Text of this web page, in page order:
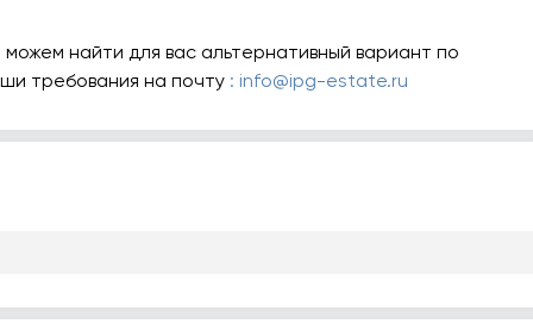
найти для вас альтернативный вариант по
требования на почту : info@ipg-estate.ru